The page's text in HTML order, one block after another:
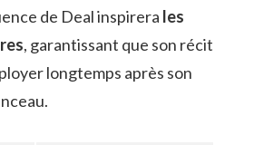
de Deal inspirera les
, garantissant que son récit
longtemps après son